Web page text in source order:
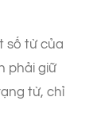
số từ của
phải giữ
từ, chỉ